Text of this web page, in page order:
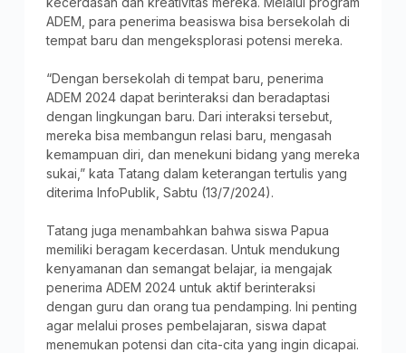
ADEM, para penerima beasiswa bisa bersekolah di
tempat baru dan mengeksplorasi potensi mereka.
“Dengan bersekolah di tempat baru, penerima
ADEM 2024 dapat berinteraksi dan beradaptasi
dengan lingkungan baru. Dari interaksi tersebut,
mereka bisa membangun relasi baru, mengasah
kemampuan diri, dan menekuni bidang yang mereka
sukai,” kata Tatang dalam keterangan tertulis yang
diterima InfoPublik, Sabtu (13/7/2024).
Tatang juga menambahkan bahwa siswa Papua
memiliki beragam kecerdasan. Untuk mendukung
kenyamanan dan semangat belajar, ia mengajak
penerima ADEM 2024 untuk aktif berinteraksi
dengan guru dan orang tua pendamping. Ini penting
agar melalui proses pembelajaran, siswa dapat
menemukan potensi dan cita-cita yang ingin dicapai.